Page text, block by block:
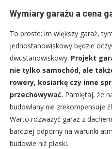
Wymiary garażu a cena
To proste: im większy garaż,
jednostanowiskowy będzie
dwustanowiskowy. Projekt
nie tylko samochód, ale
rowery, kosiarkę czy inne
przechowywać. Pamiętaj, że
budowlany nie zrekompensuje
Warto rozważyć garaż z
bardziej odporny na warunki
budowie niż płaski.